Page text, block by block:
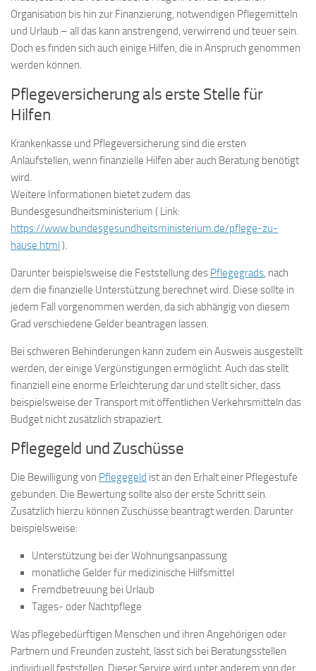
Organisation bis hin zur Finanzierung, notwendigen Pflegemitteln
und Urlaub – all das kann anstrengend, verwirrend und teuer sein.
Doch es finden sich auch einige Hilfen, die in Anspruch genommen
werden können.
Pflegeversicherung als erste Stelle für
Hilfen
Krankenkasse und Pflegeversicherung sind die ersten
Anlaufstellen, wenn finanzielle Hilfen aber auch Beratung benötigt
wird.
Weitere Informationen bietet zudem das
Bundesgesundheitsministerium ( Link:
https://www.bundesgesundheitsministerium.de/pflege-zu-
hause.html ).
Darunter beispielsweise die Feststellung des Pflegegrads , nach
dem die finanzielle Unterstützung berechnet wird. Diese sollte in
jedem Fall vorgenommen werden, da sich abhängig von diesem
Grad verschiedene Gelder beantragen lassen.
Bei schweren Behinderungen kann zudem ein Ausweis ausgestellt
werden, der einige Vergünstigungen ermöglicht. Auch das stellt
finanziell eine enorme Erleichterung dar und stellt sicher, dass
beispielsweise der Transport mit öffentlichen Verkehrsmitteln das
Budget nicht zusätzlich strapaziert.
Pflegegeld und Zuschüsse
Die Bewilligung von Pflegegeld ist an den Erhalt einer Pflegestufe
gebunden. Die Bewertung sollte also der erste Schritt sein.
Zusätzlich hierzu können Zuschüsse beantragt werden. Darunter
beispielsweise:
Unterstützung bei der Wohnungsanpassung
monatliche Gelder für medizinische Hilfsmittel
Fremdbetreuung bei Urlaub
Tages- oder Nachtpflege
Was pflegebedürftigen Menschen und ihren Angehörigen oder
Partnern und Freunden zusteht, lässt sich bei Beratungsstellen
individuell feststellen. Dieser Service wird unter anderem von der